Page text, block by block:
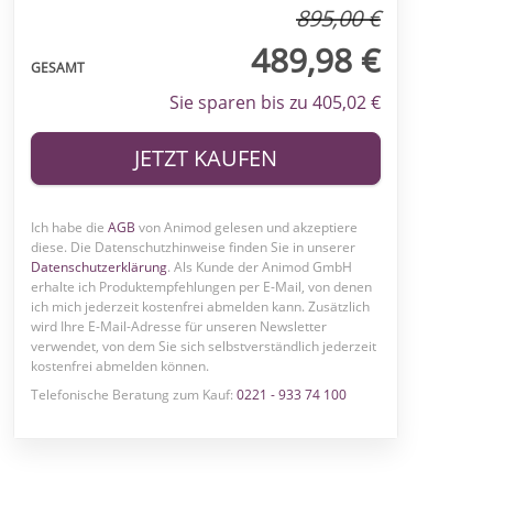
895,00 €
GESAMT 489,98 €
Sie sparen bis zu 405,02 €
JETZT KAUFEN
Ich habe die AGB von Animod gelesen und akzeptiere
diese. Die Datenschutzhinweise finden Sie in unserer
Datenschutzerklärung. Als Kunde der Animod GmbH
erhalte ich Produktempfehlungen per E-Mail, von denen
ich mich jederzeit kostenfrei abmelden kann. Zusätzlich
wird Ihre E-Mail-Adresse für unseren Newsletter
verwendet, von dem Sie sich selbstverständlich jederzeit
kostenfrei abmelden können.
Telefonische Beratung zum Kauf: 0221 - 933 74 100